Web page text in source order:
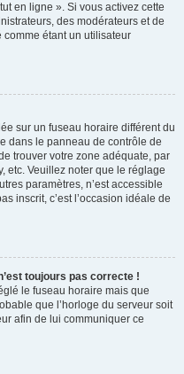
en ligne ». Si vous activez cette
des modérateurs et de
étant un utilisateur
sur un fuseau horaire différent du
dans le panneau de contrôle de
trouver votre zone adéquate, par
etc. Veuillez noter que le réglage
paramètres, n’est accessible
inscrit, c’est l’occasion idéale de
toujours pas correcte !
le fuseau horaire mais que
que l’horloge du serveur soit
afin de lui communiquer ce